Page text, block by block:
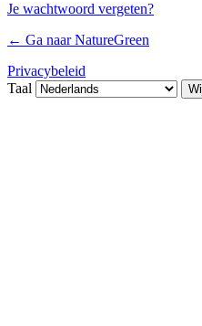
Je wachtwoord vergeten?
← Ga naar NatureGreen
Privacybeleid
Taal